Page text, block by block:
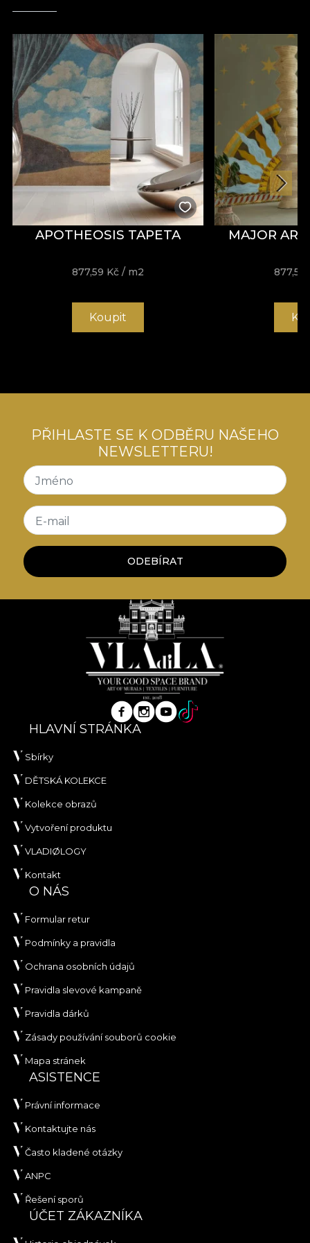
hravým duchem. A se zvědavostí. Jako puzzle,
každé dílo našich umělců se formuje do celku.
Každý kousek vás přibližuje k absolutnímu pohodlí.
Tapeta, textilie a nábytek, design za designem,
textura za texturou, vše tvoří čalounění vašeho
prostoru. Toho domova, jedinečného a osobního,
který všichni hledáme.
APOTHEOSIS TAPETA
877,59 Kč / m2
Koupit
MAJOR
877,59
PŘIHLASTE SE K ODBĚRU NAŠEHO
NEWSLETTERU!
Jméno
E-mail
ODEBÍRAT
HLAVNÍ STRÁNKA
Sbírky
DĚTSKÁ KOLEKCE
Kolekce obrazů
Vytvoření produktu
VLADIØLOGY
Kontakt
O NÁS
Formular retur
Podmínky a pravidla
Ochrana osobních údajů
Pravidla slevové kampaně
Pravidla dárků
Zásady používání souborů cookie
Mapa stránek
ASISTENCE
Právní informace
Kontaktujte nás
Často kladené otázky
ANPC
Řešení sporů
ÚČET ZÁKAZNÍKA